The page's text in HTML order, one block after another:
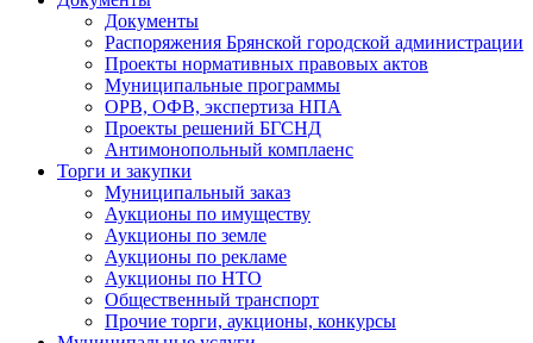
Документы
Распоряжения Брянской городской администрации
Проекты нормативных правовых актов
Муниципальные программы
ОРВ, ОФВ, экспертиза НПА
Проекты решений БГСНД
Антимонопольный комплаенс
Торги и закупки
Муниципальный заказ
Аукционы по имуществу
Аукционы по земле
Аукционы по рекламе
Аукционы по НТО
Общественный транспорт
Прочие торги, аукционы, конкурсы